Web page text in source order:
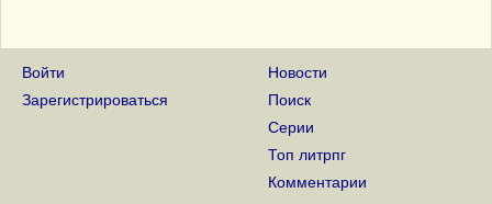
Войти
Зарегистрироваться
Новости
Поиск
Серии
Топ литрпг
Комментарии